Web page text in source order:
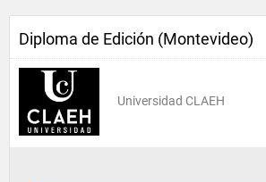
Diploma de Edición (Montevideo)
Universidad CLAEH